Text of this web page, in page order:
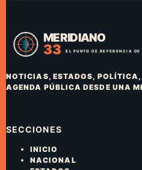
NOTICIAS, ESTADOS, POLÍTICA,
AGENDA PÚBLICA DESDE UNA
SECCIONES
INICIO
NACIONAL